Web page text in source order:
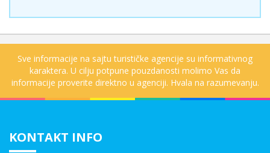
Sve informacije na sajtu turističke agencije su informativnog
karaktera. U cilju potpune pouzdanosti molimo Vas da
informacije proverite direktno u agenciji. Hvala na razumevanju.
KONTAKT INFO